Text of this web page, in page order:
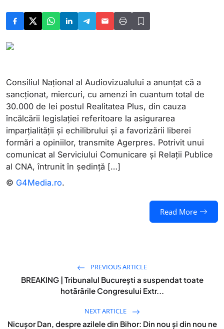
Consiliul Naţional al Audiovizualului a anunţat că a
sancţionat, miercuri, cu amenzi în cuantum total de
30.000 de lei postul Realitatea Plus, din cauza
încălcării legislaţiei referitoare la asigurarea
imparţialităţii şi echilibrului şi a favorizării liberei
formări a opiniilor, transmite Agerpres. Potrivit unui
comunicat al Serviciului Comunicare şi Relaţii Publice
al CNA, întrunit în şedinţă […]
© G4Media.ro.
Read More
PREVIOUS ARTICLE
BREAKING | Tribunalul București a suspendat toate
hotărârile Congresului Extr...
NEXT ARTICLE
Nicușor Dan, despre azilele din Bihor: Din nou și din nou ne